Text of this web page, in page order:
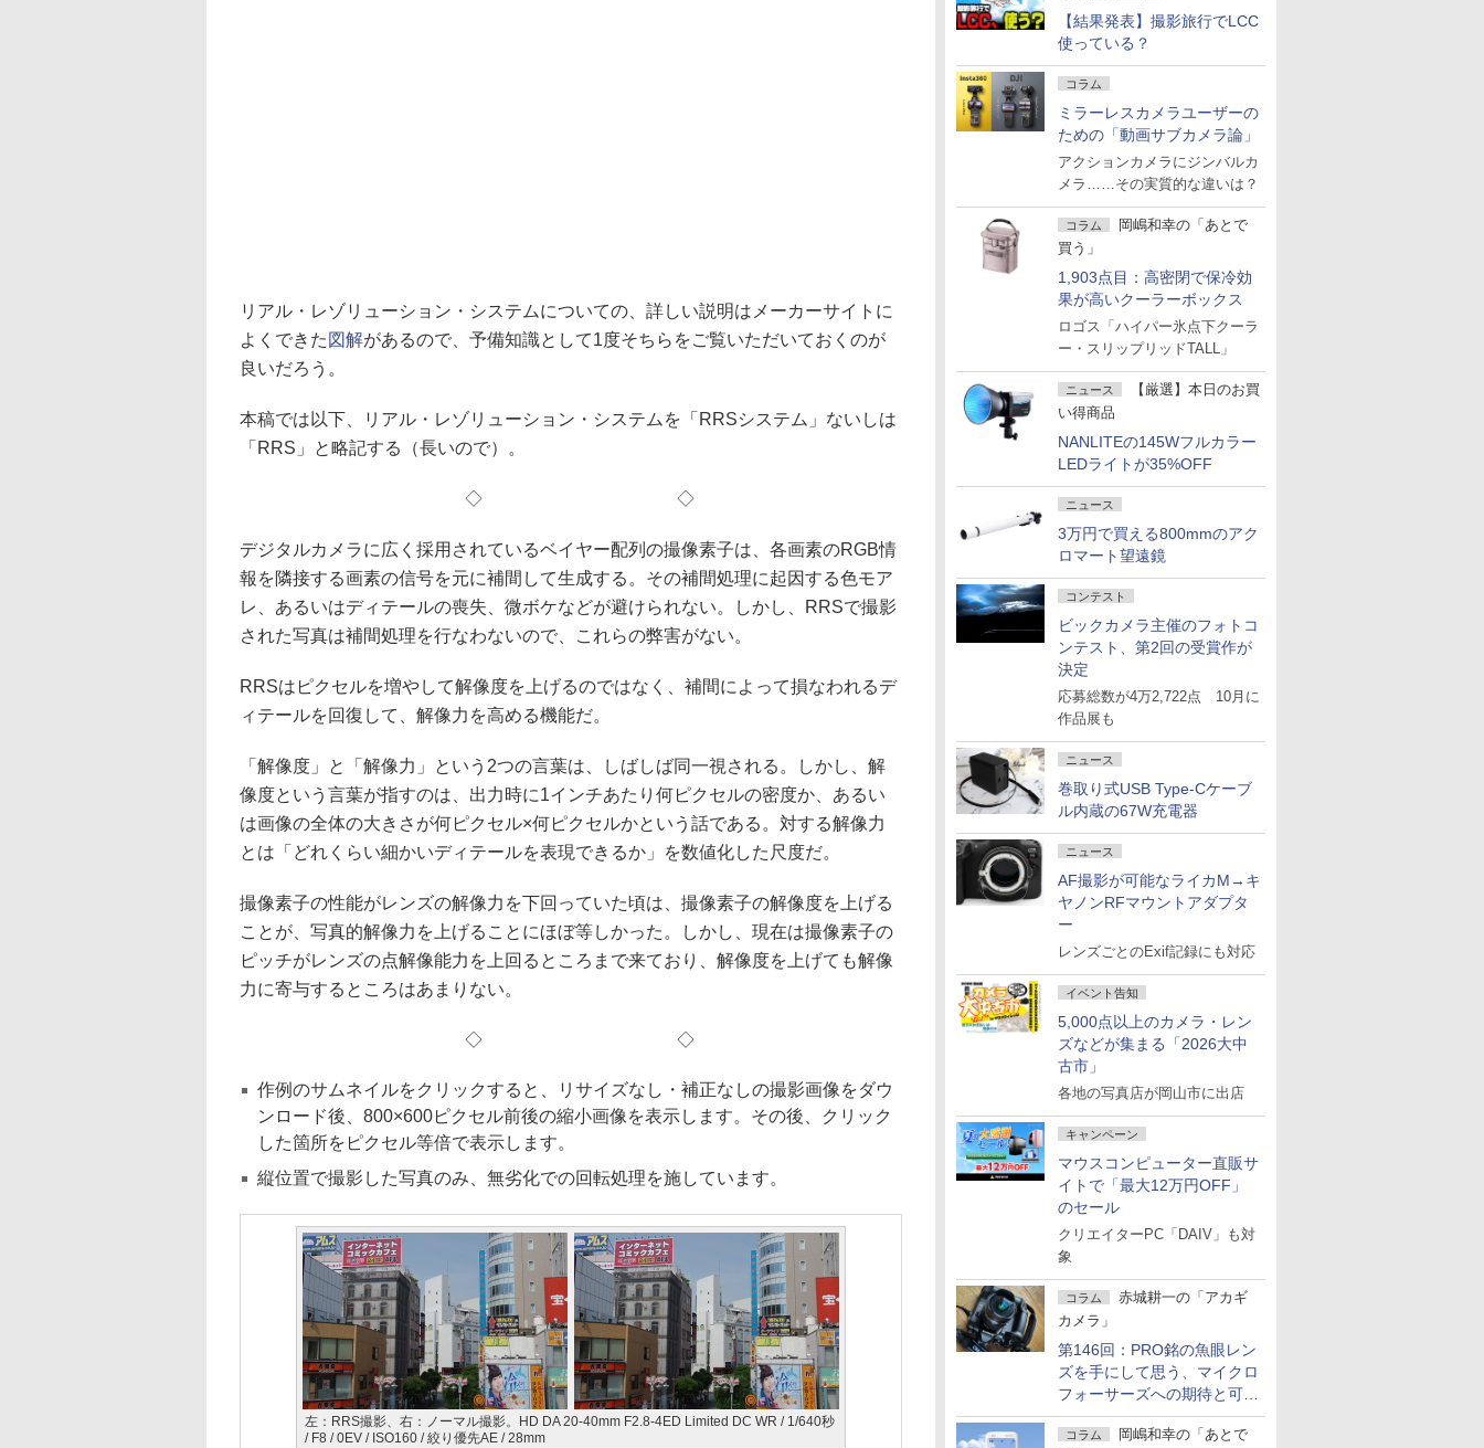
【結果発表】撮影旅行でLCC
使っている？
コラム
ミラーレスカメラユーザーの
ための「動画サブカメラ論」
アクションカメラにジンバルカ
メラ……その実質的な違いは？
コラム
岡嶋和幸の「あとで
買う」
1,903点目：高密閉で保冷効
果が高いクーラーボックス
ロゴス「ハイパー氷点下クーラ
ー・スリップリッドTALL」
ニュース
【厳選】本日のお買
い得商品
NANLITEの145Wフルカラー
LEDライトが35%OFF
ニュース
3万円で買える800mmのアク
ロマート望遠鏡
コンテスト
ビックカメラ主催のフォトコ
ンテスト、第2回の受賞作が
決定
応募総数が4万2,722点 10月に
作品展も
ニュース
巻取り式USB Type-Cケーブ
ル内蔵の67W充電器
ニュース
AF撮影が可能なライカM→キ
ヤノンRFマウントアダプタ
ー
レンズごとのExif記録にも対応
イベント告知
5,000点以上のカメラ・レン
ズなどが集まる「2026大中
古市」
各地の写真店が岡山市に出店
キャンペーン
マウスコンピューター直販サ
イトで「最大12万円OFF」
のセール
クリエイターPC「DAIV」も対
象
コラム
赤城耕一の「アカギ
カメラ」
第146回：PRO銘の魚眼レン
ズを手にして思う、マイクロ
フォーサーズへの期待と可能
性
コラム
岡嶋和幸の「あとで
リアル・レゾリューション・システムについての、詳しい説明はメーカーサイトに
よくできた 図解があるので、予備知識として1度そちらをご覧いただいておくのが
良いだろう。
本稿では以下、リアル・レゾリューション・システムを「RRSシステム」ないしは
「RRS」と略記する（長いので）。
◇ ◇
デジタルカメラに広く採用されているベイヤー配列の撮像素子は、各画素のRGB情
報を隣接する画素の信号を元に補間して生成する。その補間処理に起因する色モア
レ、あるいはディテールの喪失、微ボケなどが避けられない。しかし、RRSで撮影
された写真は補間処理を行なわないので、これらの弊害がない。
RRSはピクセルを増やして解像度を上げるのではなく、補間によって損なわれるデ
ィテールを回復して、解像力を高める機能だ。
「解像度」と「解像力」という2つの言葉は、しばしば同一視される。しかし、解
像度という言葉が指すのは、出力時に1インチあたり何ピクセルの密度か、あるい
は画像の全体の大きさが何ピクセル×何ピクセルかという話である。対する解像力
とは「どれくらい細かいディテールを表現できるか」を数値化した尺度だ。
撮像素子の性能がレンズの解像力を下回っていた頃は、撮像素子の解像度を上げる
ことが、写真的解像力を上げることにほぼ等しかった。しかし、現在は撮像素子の
ピッチがレンズの点解像能力を上回るところまで来ており、解像度を上げても解像
力に寄与するところはあまりない。
◇ ◇
作例のサムネイルをクリックすると、リサイズなし・補正なしの撮影画像をダウ
ンロード後、800×600ピクセル前後の縮小画像を表示します。その後、クリック
した箇所をピクセル等倍で表示します。
縦位置で撮影した写真のみ、無劣化での回転処理を施しています。
左：RRS撮影、右：ノーマル撮影。HD DA 20-40mm F2.8-4ED Limited DC WR / 1/640秒
/ F8 / 0EV / ISO160 / 絞り優先AE / 28mm